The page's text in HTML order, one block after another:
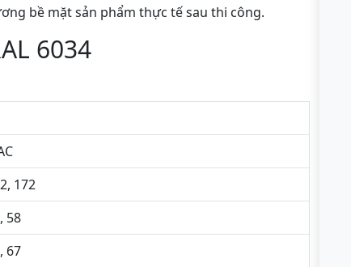
bề mặt sản phẩm thực tế sau thi công.
6034
172
58
67